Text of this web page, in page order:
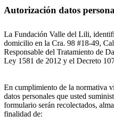
Autorización datos
La Fundación Valle del Lili,
domicilio en la Cra. 98 #18-49,
Responsable del Tratamiento de
Ley 1581 de 2012 y el Decreto
En cumplimiento de la normativa
datos personales que usted
formulario serán recolectados,
finalidad de: